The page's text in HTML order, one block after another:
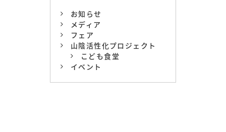
お知らせ
メディア
フェア
山陰活性化プロジェクト
こども食堂
イベント